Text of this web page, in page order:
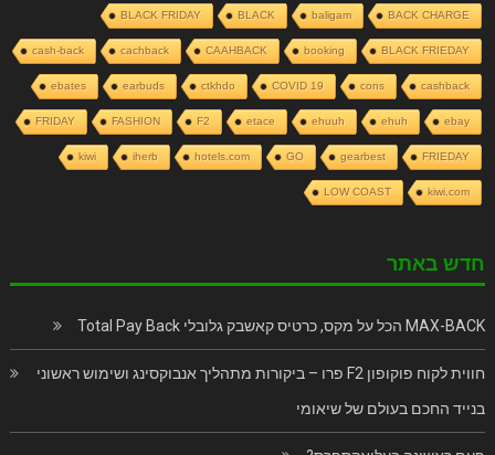
BACK CHARGE
baligam
BLACK
BLACK FRIDAY
BLACK FRIEDAY
booking
CAAHBACK
cachback
cash-back
cashback
cons
COVID 19
ctkhdo
earbuds
ebates
ebay
ehuh
ehuuh
etace
F2
FASHION
FRIDAY
FRIEDAY
gearbest
GO
hotels.com
iherb
kiwi
kiwi.com
LOW COAST
חדש באתר
MAX-BACK הכל על מקס, כרטיס קאשבק גלובלי Total Pay Back
חווית לקוח פוקופון F2 פרו – ביקורות מתהליך אנבוקסינג ושימוש ראשוני
בנייד החכם בעולם של שיאומי